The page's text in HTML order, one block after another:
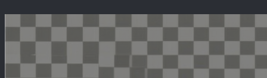
Перейти
к
содержимому